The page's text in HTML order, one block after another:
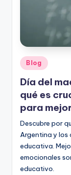
a
fí
a
y
e
d
u
c
Publicado
en
Blog
Día del
qué es
para
Descubre por
Argentina y los
educativa.
emocionales
educativo.